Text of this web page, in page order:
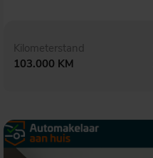
Kilometerstand
103.000 KM